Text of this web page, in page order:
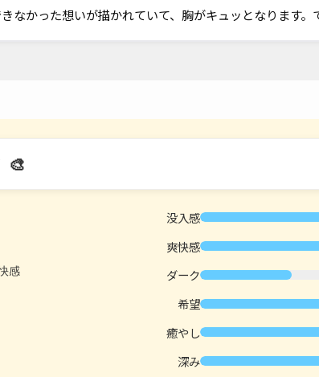
なかった想いが描かれていて、胸がキュッとなります。
没入感
爽快感
ダーク
希望
癒やし
深み